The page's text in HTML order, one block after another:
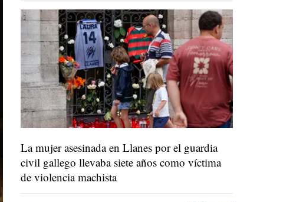
La mujer asesinada en Llanes por el guardia
civil gallego llevaba siete años como víctima
de violencia machista